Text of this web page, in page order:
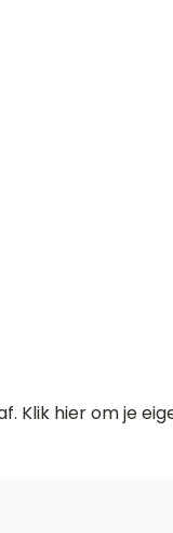
Klik hier om je